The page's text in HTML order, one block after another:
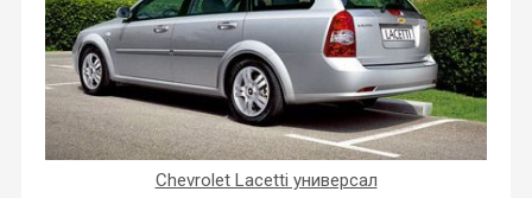
Chevrolet Lacetti универсал